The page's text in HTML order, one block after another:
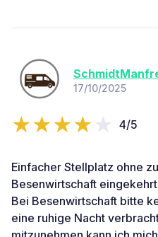
17/10/2025
4/5
Einfacher Stellplatz ohne
Besenwirtschaft
Bei Besenwirtschaft bitte
eine ruhige Nacht